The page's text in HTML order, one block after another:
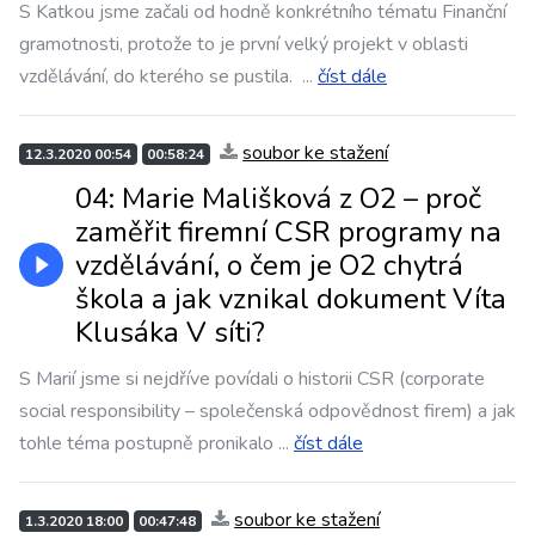
S Katkou jsme začali od hodně konkrétního tématu Finanční
gramotnosti, protože to je první velký projekt v oblasti
vzdělávání, do kterého se pustila. ... číst dále
12.3.2020 00:54 00:58:24 soubor ke stažení
04: Marie Mališková z O2 – proč
zaměřit firemní CSR programy na
vzdělávání, o čem je O2 chytrá
škola a jak vznikal dokument Víta
Klusáka V síti?
S Marií jsme si nejdříve povídali o historii CSR (corporate
social responsibility – společenská odpovědnost firem) a jak
tohle téma postupně pronikalo ... číst dále
1.3.2020 18:00 00:47:48 soubor ke stažení